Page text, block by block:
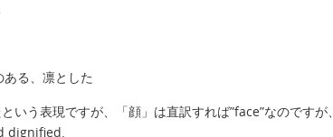
る、凛とした
いう表現ですが、「顔」は直訳すれば”face”なのですが、
dignified.